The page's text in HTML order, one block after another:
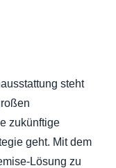
steht
zukünftige
geht. Mit dem
Lösung zu